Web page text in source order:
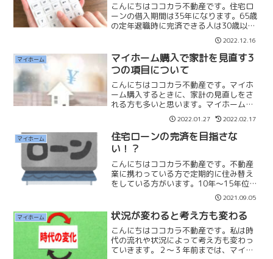
こんにちはココカラ不動産です。住宅ロ
ーンの借入期間は35年になります。65歳
の定年退職時に完済できる人は30歳以前
に購入された方です。それ以降に購入さ
れた方は定年退職時に残債が残ってしま
います。年齢別の残債と65歳で完済する
ための月々の貯蓄...
2022.12.16
マイホーム
マイホーム購入で家計を見直す3
つの項目について
こんにちはココカラ不動産です。マイホ
ーム購入するときに、家計の見直しをさ
れる方も多いと思います。マイホーム購
入はお金や老後のことを考える良いきっ
かけになると思っています。本日は『マ
イホーム購入で家計を見直す3つの項目』
についてお話しします。...
2022.01.27 2022.02.17
マイホーム
住宅ローンの完済を目指さな
い！？
こんにちはココカラ不動産です。不動産
業に携わっている方で定期的に住み替え
をしている方がいます。10年～15年位で
しょうか。私もマイホームを、2度購入し
ています。『マイホームは一生ものじゃ
ないの？』確かにマンションは50年、60
年それ以上住め...
2021.09.05
マイホーム 状況が変わると考え方も変わる
こんにちはココカラ不動産です。私は時
代の流れや状況によって考え方も変わっ
ていきます。２〜３年前までは、マイホ